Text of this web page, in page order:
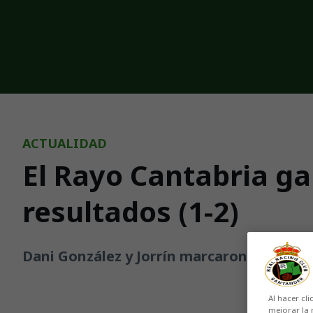
Skip to main content
ACTUALIDAD
El Rayo Cantabria
resultados (1-2)
Dani González y Jorrín marcaron los
Al hacer
mejorar la